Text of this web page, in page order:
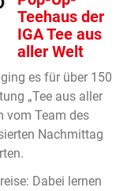
Teehaus der
IGA Tee aus
aller Welt
es für über 150
„Tee aus aller
vom Team des
Nachmittag
Dabei lernen